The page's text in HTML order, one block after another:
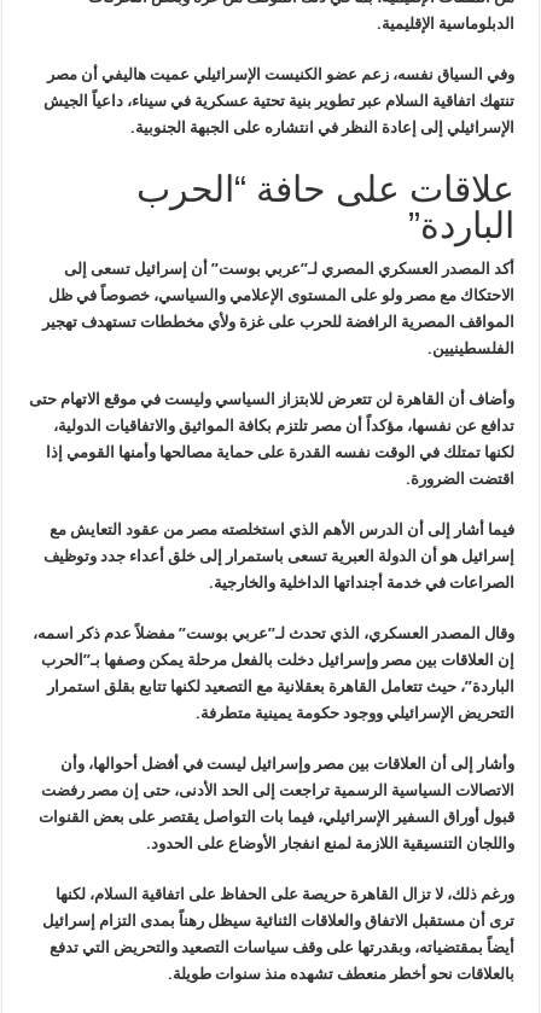
الدبلوماسية الإقليمية.
وفي السياق نفسه، زعم عضو الكنيست الإسرائيلي عميت هاليفي أن مصر
تنتهك اتفاقية السلام عبر تطوير بنية تحتية عسكرية في سيناء، داعياً الجيش
الإسرائيلي إلى إعادة النظر في انتشاره على الجبهة الجنوبية.
علاقات على حافة “الحرب
الباردة”
أكد المصدر العسكري المصري لـ”عربي بوست” أن إسرائيل تسعى إلى
الاحتكاك مع مصر ولو على المستوى الإعلامي والسياسي، خصوصاً في ظل
المواقف المصرية الرافضة للحرب على غزة ولأي مخططات تستهدف تهجير
الفلسطينيين.
وأضاف أن القاهرة لن تتعرض للابتزاز السياسي وليست في موقع الاتهام حتى
تدافع عن نفسها، مؤكداً أن مصر تلتزم بكافة المواثيق والاتفاقيات الدولية،
لكنها تمتلك في الوقت نفسه القدرة على حماية مصالحها وأمنها القومي إذا
اقتضت الضرورة.
فيما أشار إلى أن الدرس الأهم الذي استخلصته مصر من عقود التعايش مع
إسرائيل هو أن الدولة العبرية تسعى باستمرار إلى خلق أعداء جدد وتوظيف
الصراعات في خدمة أجنداتها الداخلية والخارجية.
وقال المصدر العسكري، الذي تحدث لـ”عربي بوست” مفضلاً عدم ذكر اسمه،
إن العلاقات بين مصر وإسرائيل دخلت بالفعل مرحلة يمكن وصفها بـ”الحرب
الباردة”، حيث تتعامل القاهرة بعقلانية مع التصعيد لكنها تتابع بقلق استمرار
التحريض الإسرائيلي ووجود حكومة يمينية متطرفة.
وأشار إلى أن العلاقات بين مصر وإسرائيل ليست في أفضل أحوالها، وأن
الاتصالات السياسية الرسمية تراجعت إلى الحد الأدنى، حتى إن مصر رفضت
قبول أوراق السفير الإسرائيلي، فيما بات التواصل يقتصر على بعض القنوات
واللجان التنسيقية اللازمة لمنع انفجار الأوضاع على الحدود.
ورغم ذلك، لا تزال القاهرة حريصة على الحفاظ على اتفاقية السلام، لكنها
ترى أن مستقبل الاتفاق والعلاقات الثنائية سيظل رهناً بمدى التزام إسرائيل
أيضاً بمقتضياته، وبقدرتها على وقف سياسات التصعيد والتحريض التي تدفع
بالعلاقات نحو أخطر منعطف تشهده منذ سنوات طويلة.